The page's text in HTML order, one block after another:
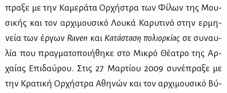
πρα­ξε με την Κα­με­ρά­τα Ορ­χή­στρα των Φί­λων της Μου­
σι­κής και τον αρ­χι­μου­σι­κό Λου­κά Κα­ρυ­τι­νό στην ερ­μη­
νεία των έρ­γων Raven και Κα­τά­στα­ση πο­λιορ­κί­ας σε συ­ναυ­
λία που πραγ­μα­το­ποι­ή­θη­κε στο Μι­κρό Θέ­α­τρο της Αρ­
χαί­ας Επι­δαύ­ρου. Στις 27 Μαρ­τί­ου 2009 συ­νέ­πρα­ξε με
την Κρα­τι­κή Ορ­χή­στρα Αθη­νών και τον αρ­χι­μου­σι­κό Βύ­